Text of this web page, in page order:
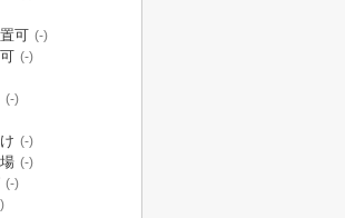
可 (-)
(-)
(-)
(-)
(-)
(-)